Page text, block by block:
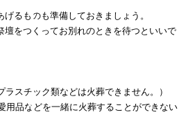
るものも準備しておきましょう。
壇をつくってお別れのときを待つといいで
ラスチック類などは火葬できません。）
用品などを一緒に火葬することができない